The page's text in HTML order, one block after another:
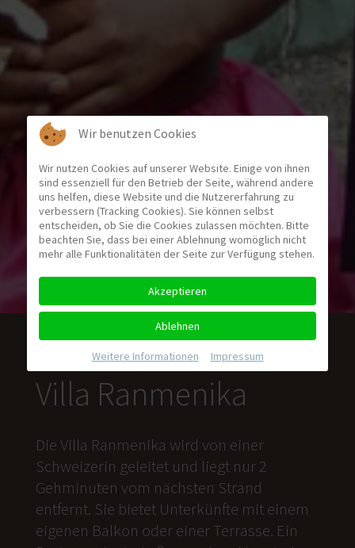
Villa Ranmenika
Die Villa Ranmenika wird von einer
Schweizerin geleitet und liegt nur 2
Gehminuten vom nächsten Strand
entfernt. Sie bietet Unterkünfte mit einem
eigenen Balkon oder einer Terrasse. Ein
Wir benutzen Cookies
Wir nutzen Cookies auf unserer Website. Einige von ihnen
sind essenziell für den Betrieb der Seite, während andere
uns helfen, diese Website und die Nutzererfahrung zu
verbessern (Tracking Cookies). Sie können selbst
entscheiden, ob Sie die Cookies zulassen möchten. Bitte
beachten Sie, dass bei einer Ablehnung womöglich nicht
mehr alle Funktionalitäten der Seite zur Verfügung stehen.
Akzeptieren
Ablehnen
Weitere Informationen Impressum